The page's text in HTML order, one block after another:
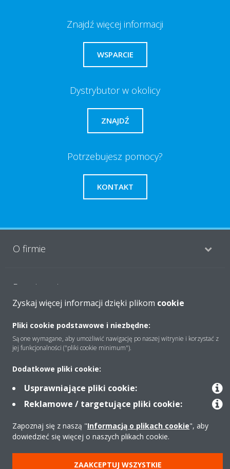
Znajdź więcej informacji
WSPARCIE
Dystrybutor w okolicy
ZNAJDŹ
Potrzebujesz pomocy?
KONTAKT
O firmie
Rozwiązania
Kontakt
Produkty
Copyright © Daikin
Cookies
Polityka Ochrony Danych
Etyka korporacyjna
Strategia podatkowa
Pompy ciepła
Zyskaj więcej informacji dzięki plikom cookie
Pliki cookie podstawowe i niezbędne:
Są one wymagane, aby umożliwić nawigację po naszej witrynie i korzystać z
jej funkcjonalności ("pliki cookie minimum").
Dodatkowe pliki cookie:
Usprawniające pliki cookie:
Reklamowe / targetujące pliki cookie:
Zapoznaj się z naszą "Informacją o plikach cookie", aby
dowiedzieć się więcej o naszych plikach cookie.
ZAAKCEPTUJ WSZYSTKIE